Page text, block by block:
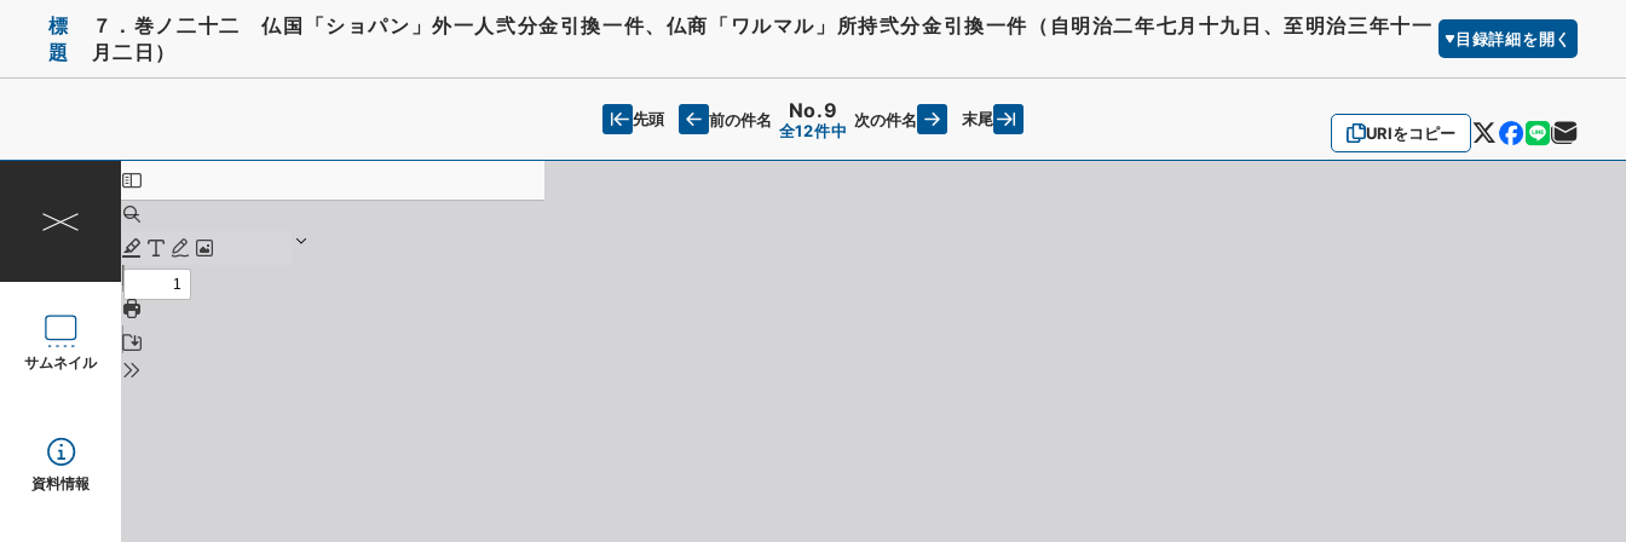
標
題
７．巻ノ二十二 仏国「ショパン」外一人弐分金引換一件、仏商「ワルマル」所持弐分金引換一件（自明治二年七月十九日、至明治三年十一
月二日）
目録詳細を開く
URIをコピー
先頭 前の件名 No.9
全12件中
次の件名 末尾
サムネイル
資料情報